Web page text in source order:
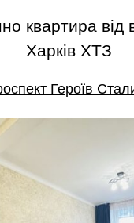
квартира від
Харків ХТЗ
Героїв